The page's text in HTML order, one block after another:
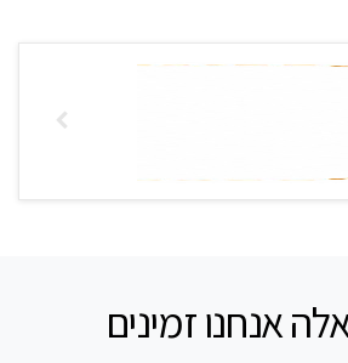
אנחנו זמינים